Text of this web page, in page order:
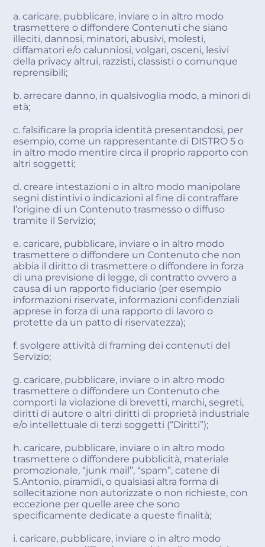
a. caricare, pubblicare, inviare o in altro modo
trasmettere o diffondere Contenuti che siano
illeciti, dannosi, minatori, abusivi, molesti,
diffamatori e/o calunniosi, volgari, osceni, lesivi
della privacy altrui, razzisti, classisti o comunque
reprensibili;
b. arrecare danno, in qualsivoglia modo, a minori di
età;
c. falsificare la propria identità presentandosi, per
esempio, come un rappresentante di DISTRO 5 o
in altro modo mentire circa il proprio rapporto con
altri soggetti;
d. creare intestazioni o in altro modo manipolare
segni distintivi o indicazioni al fine di contraffare
l’origine di un Contenuto trasmesso o diffuso
tramite il Servizio;
e. caricare, pubblicare, inviare o in altro modo
trasmettere o diffondere un Contenuto che non
abbia il diritto di trasmettere o diffondere in forza
di una previsione di legge, di contratto ovvero a
causa di un rapporto fiduciario (per esempio
informazioni riservate, informazioni confidenziali
apprese in forza di una rapporto di lavoro o
protette da un patto di riservatezza);
f. svolgere attività di framing dei contenuti del
Servizio;
g. caricare, pubblicare, inviare o in altro modo
trasmettere o diffondere un Contenuto che
comporti la violazione di brevetti, marchi, segreti,
diritti di autore o altri diritti di proprietà industriale
e/o intellettuale di terzi soggetti (“Diritti”);
h. caricare, pubblicare, inviare o in altro modo
trasmettere o diffondere pubblicità, materiale
promozionale, “junk mail”, “spam”, catene di
S.Antonio, piramidi, o qualsiasi altra forma di
sollecitazione non autorizzate o non richieste, con
eccezione per quelle aree che sono
specificamente dedicate a queste finalità;
i. caricare, pubblicare, inviare o in altro modo